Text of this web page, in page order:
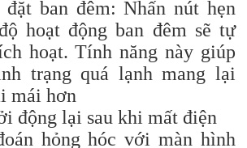
ban đêm: Nhấn nút hẹn
hoạt động ban đêm sẽ tự
hoạt. Tính năng này giúp
trạng quá lạnh mang lại
mái hơn
động lại sau khi mất điện
hỏng hóc với màn hình